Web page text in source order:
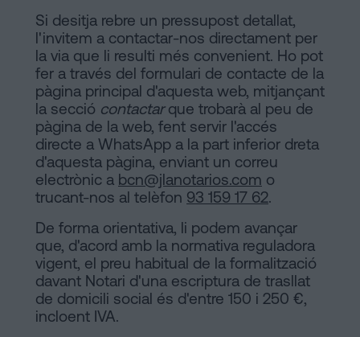
Si desitja rebre un pressupost detallat,
l'invitem a contactar-nos directament per
la via que li resulti més convenient. Ho pot
fer a través del formulari de contacte de la
pàgina principal d'aquesta web, mitjançant
la secció contactarque trobarà al peu de
pàgina de la web, fent servir l'accés
directe a WhatsApp a la part inferior dreta
d'aquesta pàgina, enviant un correu
electrònic a bcn@jlanotarios.com o
trucant-nos al telèfon 93 159 17 62.
De forma orientativa, li podem avançar
que, d'acord amb la normativa reguladora
vigent, el preu habitual de la formalització
davant Notari d'una escriptura de trasllat
de domicili social és d'entre 150 i 250 €,
incloent IVA.